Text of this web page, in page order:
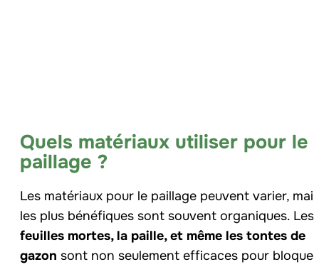
Quels matériaux utiliser pour le
paillage ?
Les matériaux pour le paillage peuvent varier, mais
les plus bénéfiques sont souvent organiques. Les
feuilles mortes, la paille, et même les tontes de
gazon sont non seulement efficaces pour bloquer